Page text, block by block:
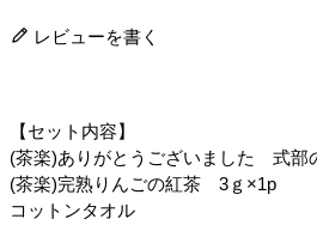
レビューを書く
【セット内容】
(茶楽)ありがとうございました 式部
(茶楽)完熟りんごの紅茶 3ｇ×1p
コットンタオル